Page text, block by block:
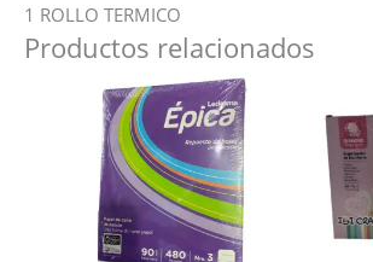
1 ROLLO TERMICO
Productos relacionados